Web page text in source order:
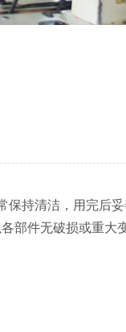
持清洁，用完后
部件无破损或重大